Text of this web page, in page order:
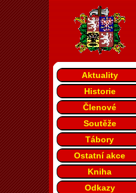
Aktuality
Historie
Členové
Soutěže
Tábory
Ostatní akce
Kniha
Odkazy